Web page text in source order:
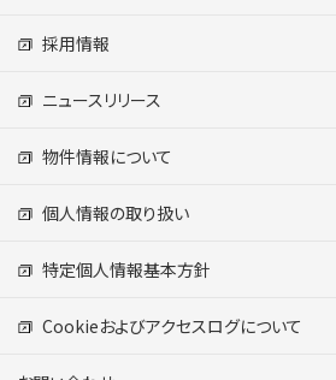
採用情報
ニュースリリース
物件情報について
個人情報の取り扱い
特定個人情報基本方針
Cookieおよびアクセスログについて